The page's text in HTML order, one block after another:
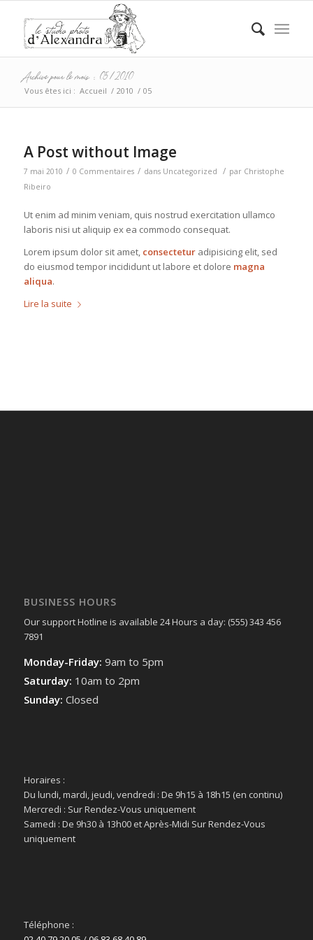
Archive pour le mois : 05/2010
Vous êtes ici : Accueil / 2010 / 05
A Post without Image
7 mai 2010 / 0 Commentaires / dans Uncategorized / par Christophe
Ribeiro
Ut enim ad minim veniam, quis nostrud exercitation ullamco
laboris nisi ut aliquip ex ea commodo consequat.
Lorem ipsum dolor sit amet, consecteturadipisicing elit, sed
do eiusmod tempor incididunt ut labore et dolore magna
aliqua.
Lire la suite
BUSINESS HOURS
Our support Hotline is available 24 Hours a day: (555) 343 456
7891
Monday-Friday: 9am to 5pm
Saturday: 10am to 2pm
Sunday: Closed
Horaires :
Du lundi, mardi, jeudi, vendredi : De 9h15 à 18h15 (en continu)
Mercredi : Sur Rendez-Vous uniquement
Samedi : De 9h30 à 13h00 et Après-Midi Sur Rendez-Vous
uniquement
Téléphone :